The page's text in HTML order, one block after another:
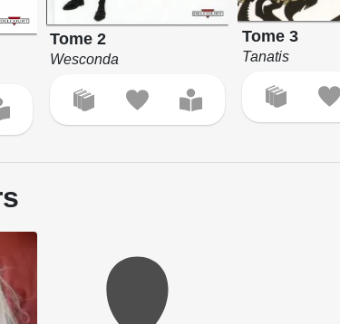
Tome 2
Wesconda
Tome 3
Tanatis